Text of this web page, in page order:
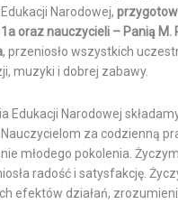
Narodowej,
oraz nauczycieli – Panią M.
, przeniosło wszystkich
muzyki i dobrej zabawy.
Edukacji Narodowej
za codzienną
młodego pokolenia.
radość i satysfakcję.
efektów działań,